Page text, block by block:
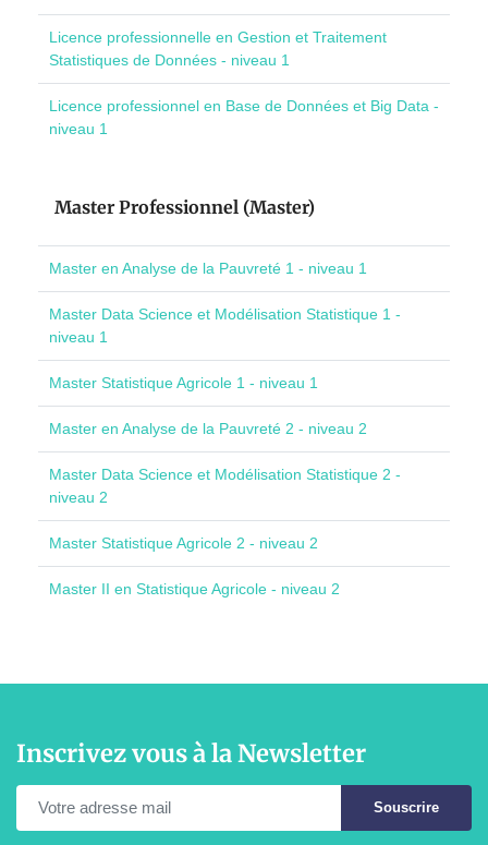
Licence professionnelle en Gestion et Traitement
Statistiques de Données - niveau 1
Licence professionnel en Base de Données et Big Data -
niveau 1
Master Professionnel (Master)
Master en Analyse de la Pauvreté 1 - niveau 1
Master Data Science et Modélisation Statistique 1 -
niveau 1
Master Statistique Agricole 1 - niveau 1
Master en Analyse de la Pauvreté 2 - niveau 2
Master Data Science et Modélisation Statistique 2 -
niveau 2
Master Statistique Agricole 2 - niveau 2
Master II en Statistique Agricole - niveau 2
Inscrivez vous à la Newsletter
Souscrire